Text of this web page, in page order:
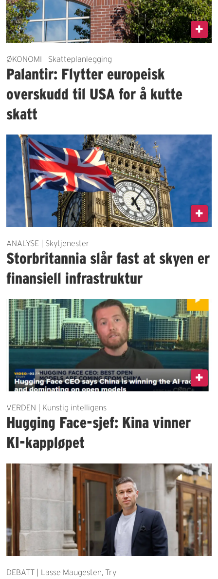
ØKONOMI | Skatteplanlegging
Palantir: Flytter europeisk
overskudd til USA for å kutte
skatt
ANALYSE | Skytjenester
Storbritannia slår fast at skyen er
finansiell infrastruktur
VERDEN | Kunstig intelligens
Hugging Face-sjef: Kina vinner
KI-kappløpet
DEBATT | Lasse Maugesten, Try